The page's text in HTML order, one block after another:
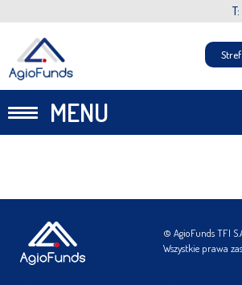
MENU
© AgioFunds TFI
Wszystkie prawa